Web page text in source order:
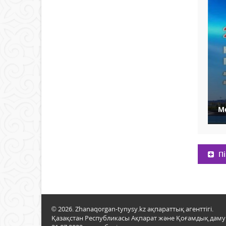
© 2026. Zhanaqorgan-tynysy.kz ақпараттық агенттігі.
Қазақстан Республикасы Ақпарат және Қоғамдық даму